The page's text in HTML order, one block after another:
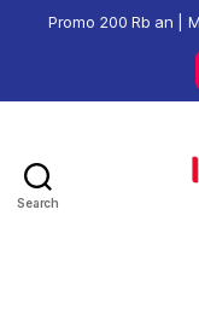
Search
Promo 200 Rb an |